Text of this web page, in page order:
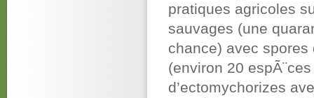
pratiques agricoles
sauvages (une
chance) avec
(environ 20
d’ectomychorizes